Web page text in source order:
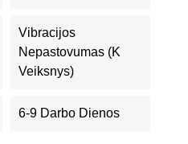
Vibracijos
Nepastovumas (K
Veiksnys)
6-9 Darbo Dienos